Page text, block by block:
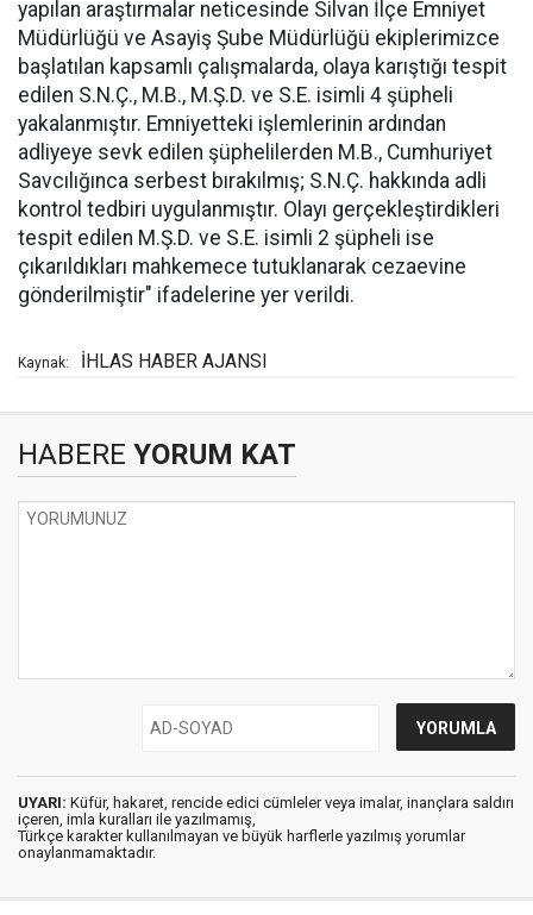
yapılan araştırmalar neticesinde Silvan İlçe Emniyet
Müdürlüğü ve Asayiş Şube Müdürlüğü ekiplerimizce
başlatılan kapsamlı çalışmalarda, olaya karıştığı tespit
edilen S.N.Ç., M.B., M.Ş.D. ve S.E. isimli 4 şüpheli
yakalanmıştır. Emniyetteki işlemlerinin ardından
adliyeye sevk edilen şüphelilerden M.B., Cumhuriyet
Savcılığınca serbest bırakılmış; S.N.Ç. hakkında adli
kontrol tedbiri uygulanmıştır. Olayı gerçekleştirdikleri
tespit edilen M.Ş.D. ve S.E. isimli 2 şüpheli ise
çıkarıldıkları mahkemece tutuklanarak cezaevine
gönderilmiştir" ifadelerine yer verildi.
Kaynak: İHLAS HABER AJANSI
HABERE YORUM KAT
UYARI: Küfür, hakaret, rencide edici cümleler veya imalar, inançlara saldırı
içeren, imla kuralları ile yazılmamış,
Türkçe karakter kullanılmayan ve büyük harflerle yazılmış yorumlar
onaylanmamaktadır.